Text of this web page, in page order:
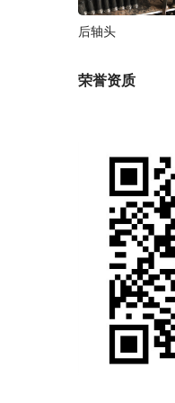
后轴头
荣誉资质